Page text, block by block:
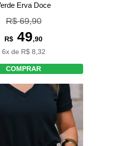
Erva Doce
R$ 69,90
R$ 49,90
6x de R$ 8,32
COMPRAR